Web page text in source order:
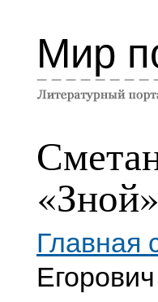
Мир
«Зной»
Главная